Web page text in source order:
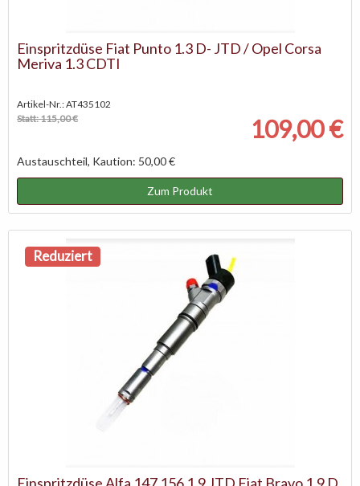
Einspritzdüse Fiat Punto 1.3 D- JTD / Opel Corsa
Meriva 1.3 CDTI
Artikel-Nr.: AT435102
Statt: 115,00 €
109,00 €
Austauschteil, Kaution: 50,00 €
Zum Produkt
Reduziert